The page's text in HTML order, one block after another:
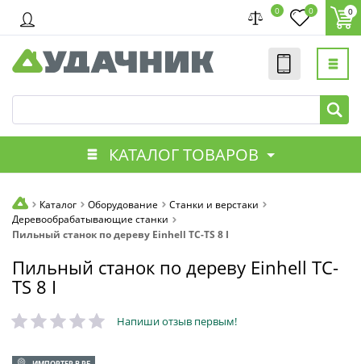
0 0 0
КАТАЛОГ ТОВАРОВ
Каталог Оборудование
Станки и верстаки
Деревообрабатывающие станки
Пильный станок по дереву Einhell TC-TS 8 I
Пильный станок по дереву Einhell TC-
TS 8 I
Напиши отзыв первым!